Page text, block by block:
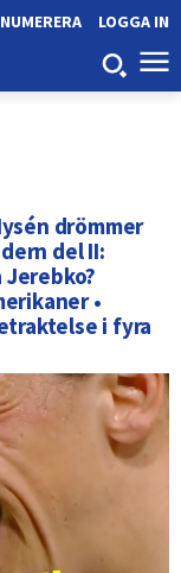
LOGGA IN
drömmer
del II:
Jerebko?
•
i fyra